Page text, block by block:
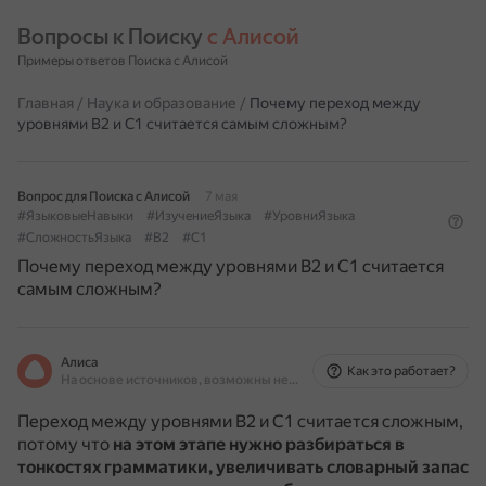
Вопросы к Поиску с Алисой
Примеры ответов Поиска с Алисой
Главная / Наука и образование / Почему переход между
уровнями B2 и С1 считается самым сложным?
Вопрос для Поиска с Алисой
7 мая
#ЯзыковыеНавыки
#ИзучениеЯзыка
#УровниЯзыка
#СложностьЯзыка
#B2 #C1
Почему переход между уровнями B2 и С1 считается
самым сложным?
Алиса
На основе источников, возможны неточности
Как это работает?
Переход между уровнями B2 и C1 считается сложным,
потому что на этом этапе нужно разбираться в
тонкостях грамматики, увеличивать словарный запас